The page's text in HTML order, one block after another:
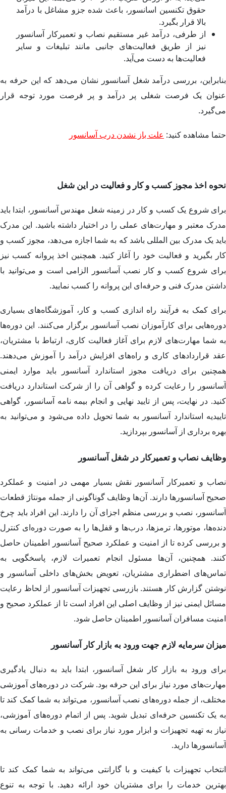
حقوق تکنسین اسانسور، باعث شده جزو مشاغل با درآمد
بالا قرار بگیرد.
از طرفی، درآمد غیر مستقیم نصاب و تعمیرکار آسانسور
نیز از طریق فعالیت‌های جانبی مانند تبلیغات و سایر
فعالیت‌ها به دست می‌آید.
بنابراین، بررسی درآمد شغل آسانسور نشان می‌دهد که این حرفه به
عنوان یک فرصت شغلی پر درآمد و پر فرصت مورد توجه قرار
می‌گیرد.
حتما مشاهده کنید: علت باز نشدن درب آسانسور
نحوه اخذ مجوز کسب و کار و فعالیت در این شغل
برای شروع یک کسب و کار در زمینه شغل مهندس آسانسور، ابتدا باید
مدرک معتبر و مهارت‌های عملی را در اختیار داشته باشید. این مدرک
باید یک مدرک بین المللی باشد که به شما اجازه می‌دهد، مجوز کسب و
کار بگیرید و فعالیت خود را آغاز کنید. همچنین اخذ پروانه کسب نیز
برای شروع کسب و کار نصب آسانسور الزامی است و می‌توانید با
داشتن مدرک فنی و حرفه‌ای این پروانه را کسب نمایید.
برای کمک به فرآیند راه اندازی کسب و کار، آموزشگاه‌های بسیاری
دوره‌هایی برای کارآموزان نصب آسانسور برگزار می‌کنند. این دوره‌ها
به شما مهارت‌های لازم برای آغاز فعالیت کاری، ارتباط با مشتریان،
عقد قراردادهای کاری و راه‌های افزایش درآمد را آموزش می‌دهند.
همچنین برای دریافت مجوز استاندارد آسانسور باید موارد ایمنی
آسانسور را رعایت کرده و گواهی آن را از شرکت استاندارد دریافت
کنید. در نهایت، پس از تایید نهایی و انجام بیمه نامه آسانسور، گواهی
تاییدیه استاندارد آسانسور به شما تحویل داده می‌شود و می‌توانید به
بهره برداری از آسانسور بپردازید.
وظایف نصاب و تعمیرکار در شغل آسانسور
نصاب و تعمیرکار آسانسور نقش بسیار مهمی در امنیت و عملکرد
صحیح آسانسورها دارند. آن‌ها وظایف گوناگونی از جمله مونتاژ قطعات
آسانسور، نصب و بررسی منظم اجزای آن را دارند. این افراد باید چرخ
دنده‌ها، موتورها، ترمزها، درب‌ها و قفل‌ها را به صورت دوره‌ای کنترل
و بررسی کرده تا از امنیت و عملکرد صحیح آسانسور اطمینان حاصل
کنند. همچنین، آن‌ها مسئول انجام تعمیرات لازم، پاسخگویی به
تماس‌های اضطراری مشتریان، تعویض بخش‌های داخلی آسانسور و
نوشتن گزارش کار هستند. بازرسی تجهیزات آسانسور از لحاظ رعایت
مسائل ایمنی نیز از وظایف اصلی این افراد است تا از عملکرد صحیح و
امنیت مسافران آسانسور اطمینان حاصل شود.
میزان سرمایه لازم جهت ورود به بازار کار آسانسور
برای ورود به بازار کار شغل آسانسور، ابتدا باید به دنبال یادگیری
مهارت‌های مورد نیاز برای این حرفه بود. شرکت در دوره‌های آموزشی
مختلف، از جمله دوره‌های نصب آسانسور، می‌تواند به شما کمک کند تا
به یک تکنسین حرفه‌ای تبدیل شوید. پس از اتمام دوره‌های آموزشی،
نیاز به تهیه تجهیزات و ابزار مورد نیاز برای نصب و خدمات رسانی به
آسانسورها دارید.
انتخاب تجهیزات با کیفیت و با گارانتی می‌تواند به شما کمک کند تا
بهترین خدمات را برای مشتریان خود ارائه دهید. با توجه به تنوع